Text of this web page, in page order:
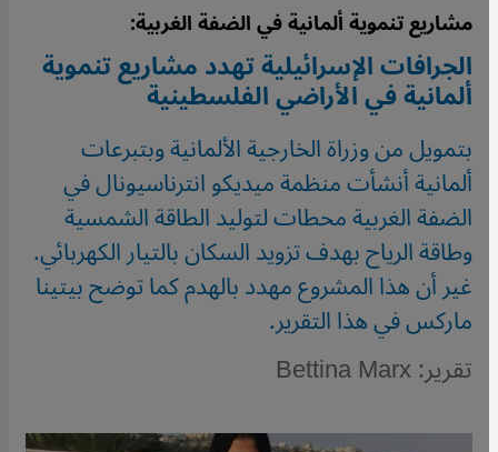
مشاريع تنموية ألمانية في الضفة الغربية:
الجرافات الإسرائيلية تهدد مشاريع تنموية
ألمانية في الأراضي الفلسطينية
بتمويل من وزراة الخارجية الألمانية وبتبرعات
ألمانية أنشأت منظمة ميديكو انترناسيونال في
الضفة الغربية محطات لتوليد الطاقة الشمسية
وطاقة الرياح بهدف تزويد السكان بالتيار الكهربائي.
غير أن هذا المشروع مهدد بالهدم كما توضح بيتينا
ماركس في هذا التقرير.
تقرير: Bettina Marx